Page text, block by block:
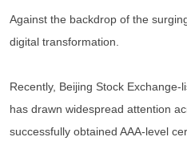
Against the backdrop of the
digital transformation.
Recently, Beijing Stock
has drawn widespread attention
successfully obtained AAA-level